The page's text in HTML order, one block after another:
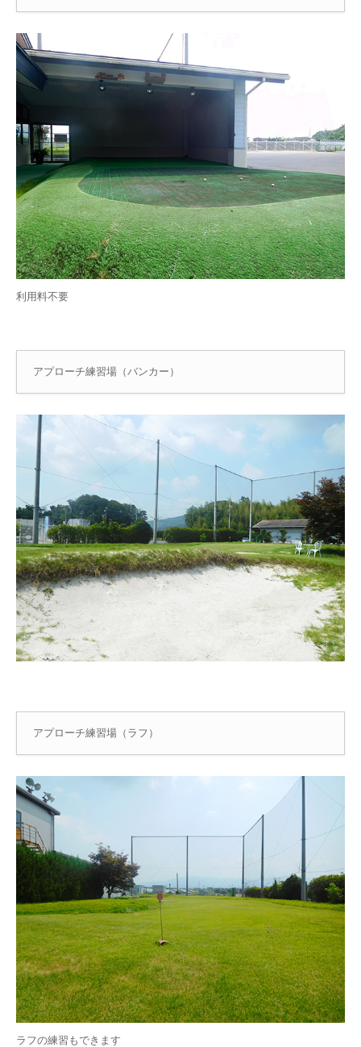
利用料不要
アプローチ練習場（バンカー）
アプローチ練習場（ラフ）
ラフの練習もできます